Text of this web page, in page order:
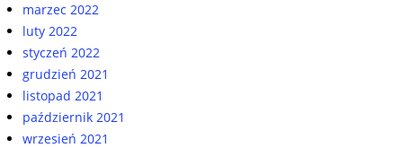
marzec 2022
luty 2022
styczeń 2022
grudzień 2021
listopad 2021
październik 2021
wrzesień 2021